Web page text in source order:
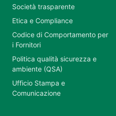
Società trasparente
Etica e Compliance
Codice di Comportamento per
i Fornitori
Politica qualità sicurezza e
ambiente (QSA)
Ufficio Stampa e
Comunicazione